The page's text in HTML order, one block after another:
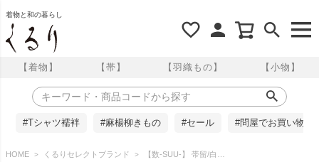
着物と和の暮らし
【着物】 【帯】 【羽織もの】 【小物】
#Tシャツ襦袢 #麻楊柳きもの #セール #問屋でお買い物
HOME くるりセレクトブランド 【数-SUU-】 帯留/白妙なる傘